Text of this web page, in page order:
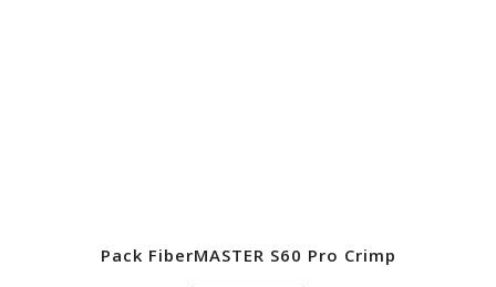
Pack FiberMASTER S60 Pro Crimp